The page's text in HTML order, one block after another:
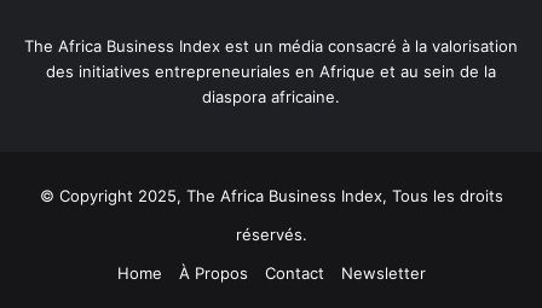
The Africa Business Index est un média consacré à la valorisation
des initiatives entrepreneuriales en Afrique et au sein de la
diaspora africaine.
© Copyright 2025, The Africa Business Index, Tous les droits
réservés.
Home
À Propos Contact Newsletter